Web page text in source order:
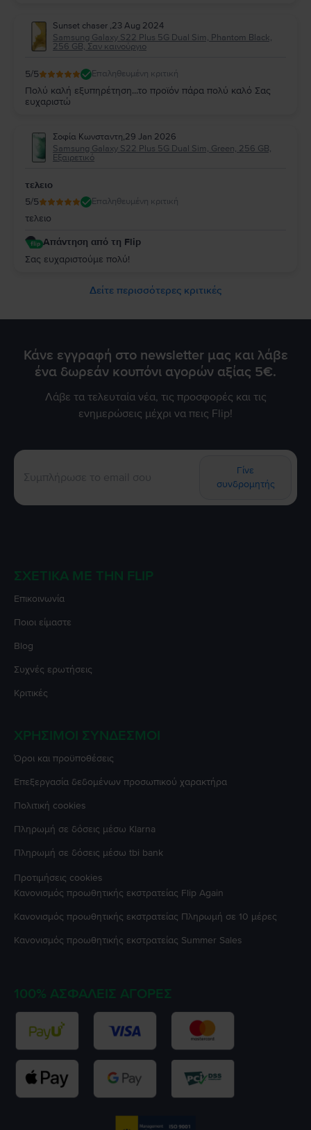
Sunset chaser ,23 Aug 2024
Samsung Galaxy S22 Plus 5G Dual Sim, Phantom Black,
256 GB, Σαν καινούργιο
5/5 Επαληθευμένη κριτική
Πολύ καλή εξυπηρέτηση...το προϊόν πάρα πολύ καλό Σας
ευχαριστώ
Σοφία Κωνσταντη,29 Jan 2026
Samsung Galaxy S22 Plus 5G Dual Sim, Green, 256 GB,
Εξαιρετικό
τελειο
5/5 Επαληθευμένη κριτική
τελειο
Απάντηση από τη Flip
Σας ευχαριστούμε πολύ!
Δείτε περισσότερες κριτικές
Κάνε εγγραφή στο newsletter μας και λάβε
ένα δωρεάν κουπόνι αγορών αξίας 5€.
Λάβε τα τελευταία νέα, τις προσφορές και τις
ενημερώσεις μέχρι να πεις Flip!
Γίνε
συνδρομητής
ΣΧΕΤΙΚΆ ΜΕ ΤΗΝ FLIP
Επικοινωνία
Ποιοι είμαστε
Blog
Συχνές ερωτήσεις
Κριτικές
ΧΡΉΣΙΜΟΙ ΣΎΝΔΕΣΜΟΙ
Όροι και προϋποθέσεις
Επεξεργασία δεδομένων προσωπικού χαρακτήρα
Πολιτική cookies
Πληρωμή σε δόσεις μέσω Klarna
Πληρωμή σε δόσεις μέσω tbi bank
Προτιμήσεις cookies
Κανονισμός προωθητικής εκστρατείας Flip Again
Κανονισμός προωθητικής εκστρατείας Πληρωμή σε 10 μέρες
Κανονισμός προωθητικής εκστρατείας Summer Sales
100% ΑΣΦΑΛΕΊΣ ΑΓΟΡΈΣ